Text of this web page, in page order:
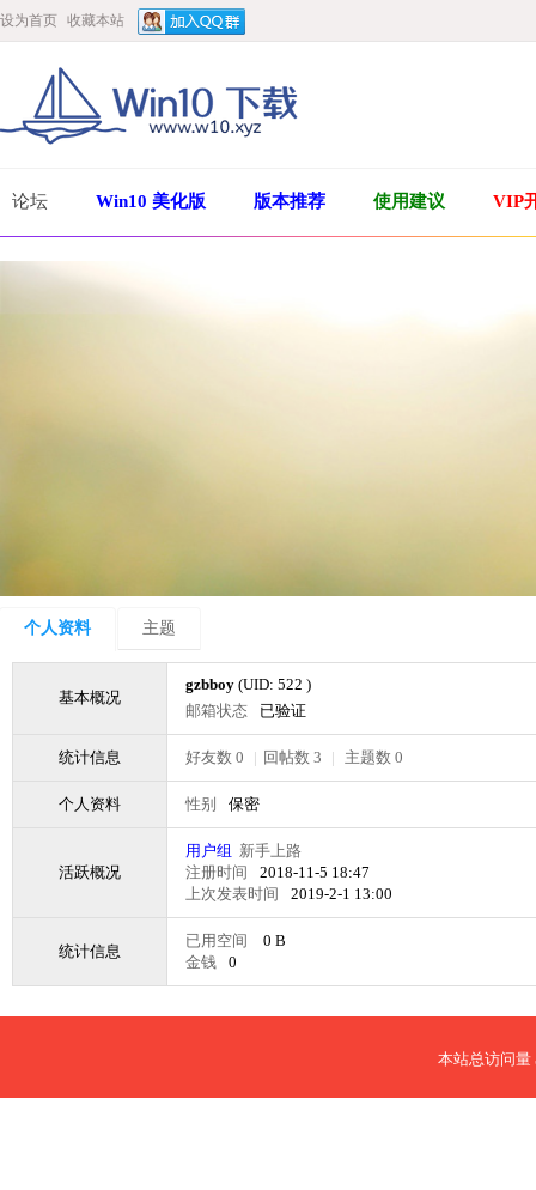
设为首页 收藏本站
论坛 Win10 美化版 版本推荐 使用建议 VIP
个人资料 主题
基本概况
gzbboy (UID: 522 )
邮箱状态
已验证
统计信息 好友数 0 | 回帖数 3 | 主题数 0
个人资料 性别 保密
活跃概况
用户组 新手上路
注册时间
2018-11-5 18:47
上次发表时间
2019-2-1 13:00
统计信息
已用空间
0 B
金钱
0
本站总访问量